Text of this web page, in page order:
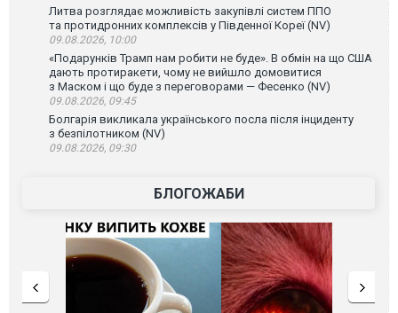
Литва розглядає можливість закупівлі систем ППО
та протидронних комплексів у Південної Кореї (NV)
09.08.2026, 10:00
«Подарунків Трамп нам робити не буде». В обмін на що США
дають протиракети, чому не вийшло домовитися
з Маском і що буде з переговорами — Фесенко (NV)
09.08.2026, 09:45
Болгарія викликала українського посла після інциденту
з безпілотником (NV)
09.08.2026, 09:30
БЛОГОЖАБИ